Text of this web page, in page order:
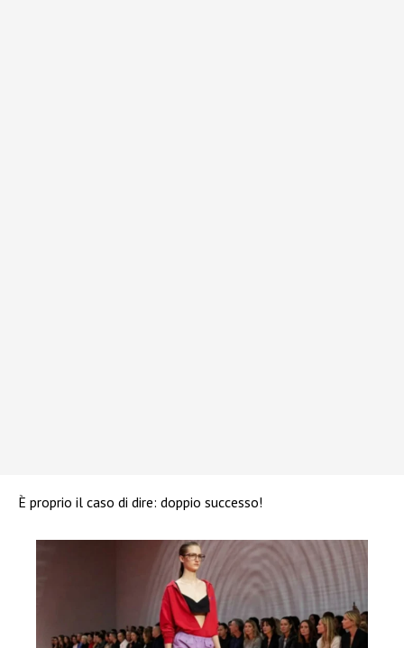
È proprio il caso di dire: doppio successo!